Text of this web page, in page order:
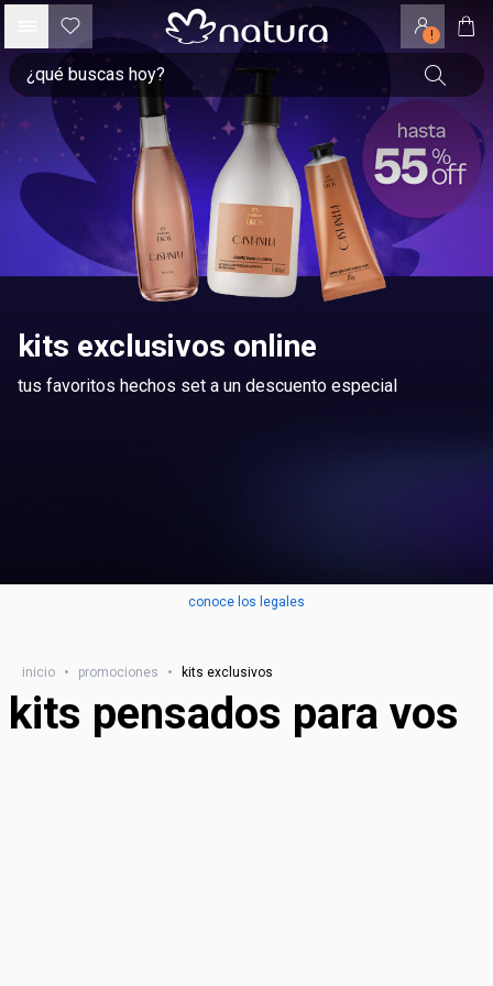
!
kits exclusivos online
tus favoritos hechos set a un descuento especial
conoce los legales
inicio • promociones • kits exclusivos
kits pensados para vos